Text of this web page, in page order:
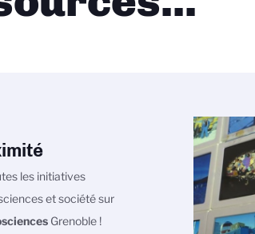
les initiatives
et société sur
Grenoble !